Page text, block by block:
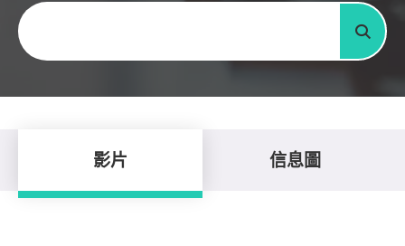
關鍵字
搜尋
影片 信息圖